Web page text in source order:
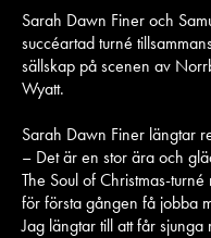
Sarah Dawn Finer och
succéartad turné
sällskap på scenen av
Wyatt.
Sarah Dawn Finer längtar
– Det är en stor ära och
The Soul of Christmas-
för första gången få jobba
Jag längtar till att får sjunga